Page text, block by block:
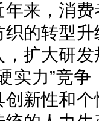
年来，消
的转型
扩大研
实力”竞
新性和